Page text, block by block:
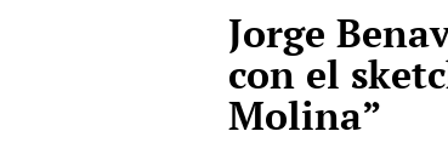
Jorge
con el
Molina”